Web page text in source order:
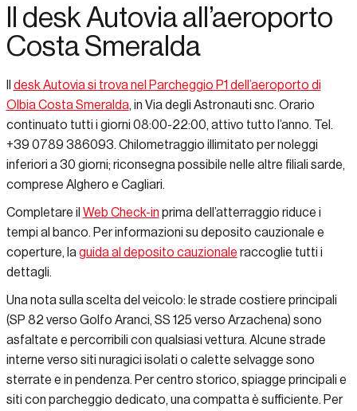
Il desk Autovia all’aeroporto
Costa Smeralda
desk Autovia si trova nel Parcheggio P1 dell’aeroporto di
Olbia Costa Smeralda, in Via degli Astronauti snc. Orario
continuato tutti i giorni 08:00-22:00, attivo tutto l’anno. Tel.
+39 0789 386093. Chilometraggio illimitato per noleggi
inferiori a 30 giorni; riconsegna possibile nelle altre filiali sarde,
comprese Alghero e Cagliari.
Completare il Web Check-in prima dell’atterraggio riduce i
tempi al banco. Per informazioni su deposito cauzionale e
coperture, laguida al deposito cauzionale raccoglie tutti i
dettagli.
Una nota sulla scelta del veicolo: le strade costiere principali
(SP 82 verso Golfo Aranci, SS 125 verso Arzachena) sono
asfaltate e percorribili con qualsiasi vettura. Alcune strade
interne verso siti nuragici isolati o calette selvagge sono
sterrate e in pendenza. Per centro storico, spiagge principali e
siti con parcheggio dedicato, una compatta è sufficiente. Per